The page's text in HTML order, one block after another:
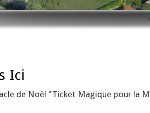
Ici
de Noël "Ticket Magique pour la